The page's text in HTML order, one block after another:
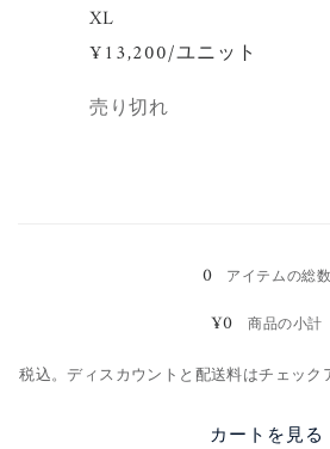
XL
¥13,200/ユニット
数
売り切れ
中…
0 アイテムの総数
¥0 商品の小計
税込。ディスカウントと配送料はチェック
カートを見る